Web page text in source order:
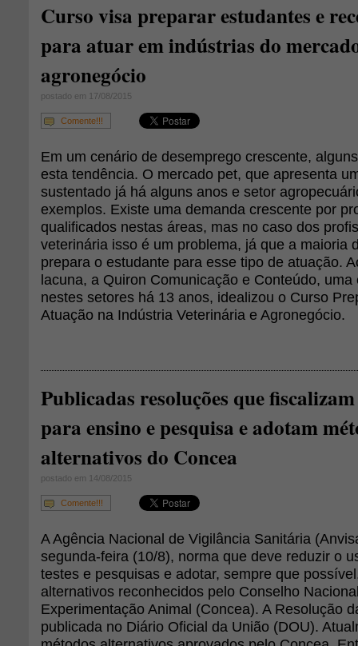
Curso visa preparar estudantes e
para atuar em indústrias do
agronegócio
postado em 17/08/2015
Comente!!!
Em um cenário de desemprego crescente,
esta tendência. O mercado pet, que apresenta
sustentado já há alguns anos e setor
exemplos. Existe uma demanda crescente por
qualificados nestas áreas, mas no caso dos
veterinária isso é um problema, já que a maioria
prepara o estudante para esse tipo de atuação.
lacuna, a Quiron Comunicação e Conteúdo,
nestes setores há 13 anos, idealizou o Curso
Atuação na Indústria Veterinária e Agronegócio.
Publicadas resoluções que
para ensino e pesquisa e adotam
alternativos do Concea
postado em 14/08/2015
Comente!!!
A Agência Nacional de Vigilância Sanitária
segunda-feira (10/8), norma que deve reduzir o
testes e pesquisas e adotar, sempre que
alternativos reconhecidos pelo Conselho
Experimentação Animal (Concea). A Resolução
publicada no Diário Oficial da União (DOU).